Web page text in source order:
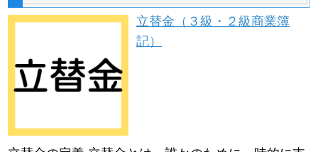
立替金（３級・２級商業簿
記）